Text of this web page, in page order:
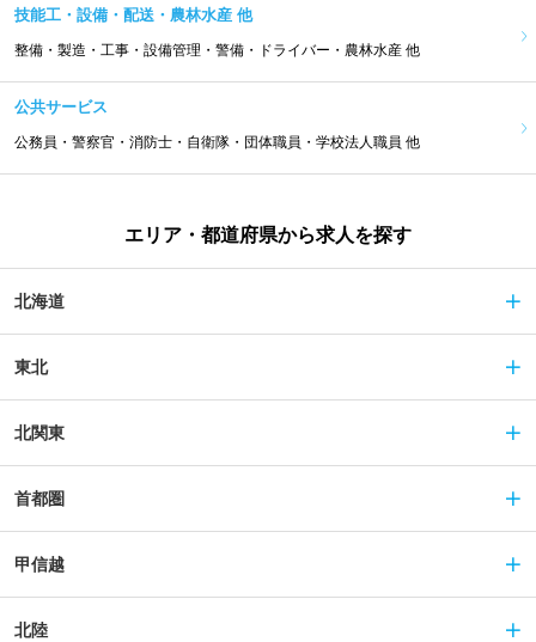
技能工・設備・配送・農林水産 他
整備・製造・工事・設備管理・警備・ドライバー・農林水産 他
公共サービス
公務員・警察官・消防士・自衛隊・団体職員・学校法人職員 他
エリア・都道府県から求人を探す
北海道
東北
北関東
首都圏
甲信越
北陸